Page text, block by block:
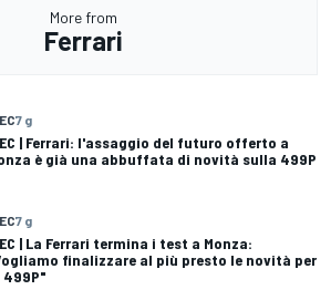
More from
Ferrari
7 g
| Ferrari: l'assaggio del futuro offerto a
è già una abbuffata di novità sulla 499P
7 g
| La Ferrari termina i test a Monza:
finalizzare al più presto le novità per
499P"